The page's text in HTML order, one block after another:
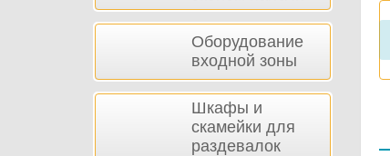
Оборудование
входной зоны
Шкафы и
скамейки для
раздевалок